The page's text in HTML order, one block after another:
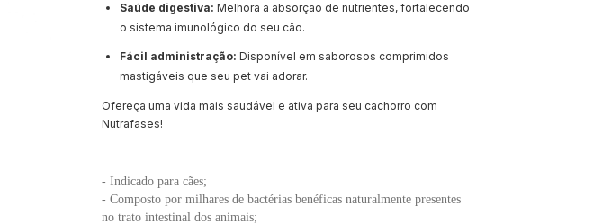
Saúde digestiva: Melhora a absorção de nutrientes, fortalecendo
o sistema imunológico do seu cão.
Fácil administração: Disponível em saborosos comprimidos
mastigáveis que seu pet vai adorar.
Ofereça uma vida mais saudável e ativa para seu cachorro com
Nutrafases!
- Indicado para cães;
- Composto por milhares de bactérias benéficas naturalmente presentes
no trato intestinal dos animais;